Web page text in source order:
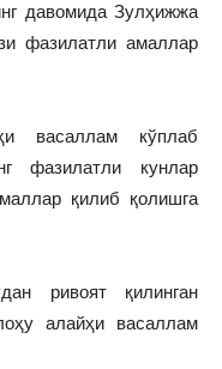
давомида Зулҳижжа
фазилатли амаллар
васаллам кўплаб
фазилатли кунлар
қилиб қолишга
ривоят қилинган
алайҳи васаллам